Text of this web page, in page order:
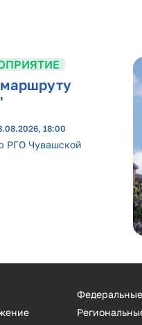
18:00
РГО Чувашской